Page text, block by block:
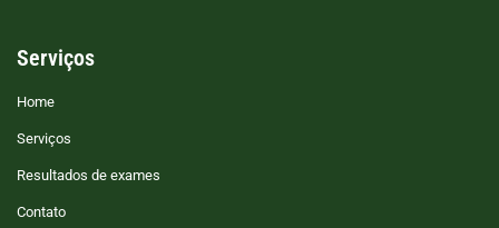
Serviços
Home
Serviços
Resultados de exames
Contato